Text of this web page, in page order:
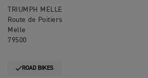
TRIUMPH MELLE
Route de Poitiers
Melle
79500
ROAD BIKES